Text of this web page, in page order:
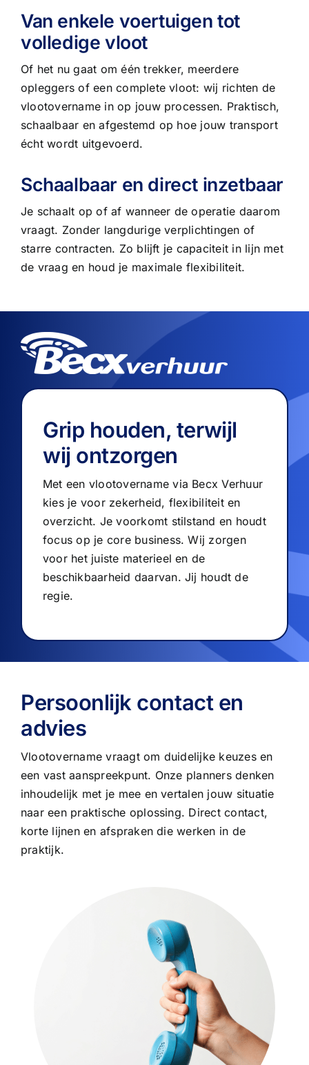
Van enkele voertuigen tot
volledige vloot
Of het nu gaat om één trekker, meerdere
opleggers of een complete vloot: wij richten de
vlootovername in op jouw processen. Praktisch,
schaalbaar en afgestemd op hoe jouw transport
écht wordt uitgevoerd.
Schaalbaar en direct inzetbaar
Je schaalt op of af wanneer de operatie daarom
vraagt. Zonder langdurige verplichtingen of
starre contracten. Zo blijft je capaciteit in lijn met
de vraag en houd je maximale flexibiliteit.
Grip houden, terwijl
wij ontzorgen
Met een vlootovername via Becx Verhuur
kies je voor zekerheid, flexibiliteit en
overzicht. Je voorkomt stilstand en houdt
focus op je core business. Wij zorgen
voor het juiste materieel en de
beschikbaarheid daarvan. Jij houdt de
regie.
Persoonlijk contact en
advies
Vlootovername vraagt om duidelijke keuzes en
een vast aanspreekpunt. Onze planners denken
inhoudelijk met je mee en vertalen jouw situatie
naar een praktische oplossing. Direct contact,
korte lijnen en afspraken die werken in de
praktijk.